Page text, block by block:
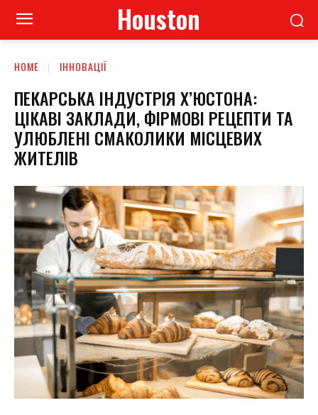
Houston
HOME ІННОВАЦІЇ
ПЕКАРСЬКА ІНДУСТРІЯ Х’ЮСТОНА:
ЦІКАВІ ЗАКЛАДИ, ФІРМОВІ РЕЦЕПТИ ТА
УЛЮБЛЕНІ СМАКОЛИКИ МІСЦЕВИХ
ЖИТЕЛІВ